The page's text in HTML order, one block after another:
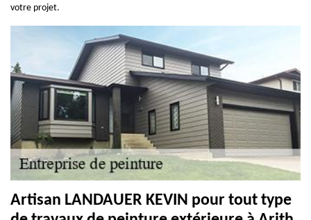
votre projet.
Artisan LANDAUER KEVIN pour tout type